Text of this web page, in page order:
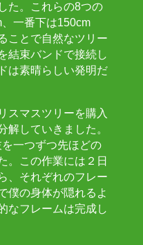
た。これらの8つの
一番下は150cm
ことで自然なツリー
結束バンドで接続し
は素晴らしい発明だ
スマスツリーを購入
解していきました。
一つずつ先ほどの
。この作業には２日
、それぞれのフレー
僕の身体が隠れるよ
なフレームは完成し